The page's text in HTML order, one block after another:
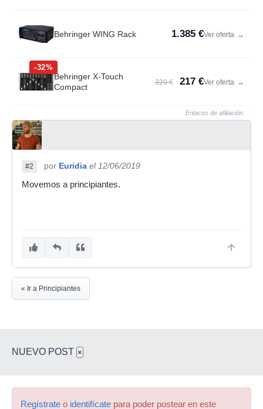
Behringer WING Rack 1.385 €Ver oferta →
-32%
Behringer X-Touch
Compact
320 € 217 €Ver oferta →
Enlaces de afiliación
#2 por Euridia el 12/06/2019
Movemos a principiantes.
« Ir a Principiantes
NUEVO POST ×
Regístrate o identifícate para poder postear en este